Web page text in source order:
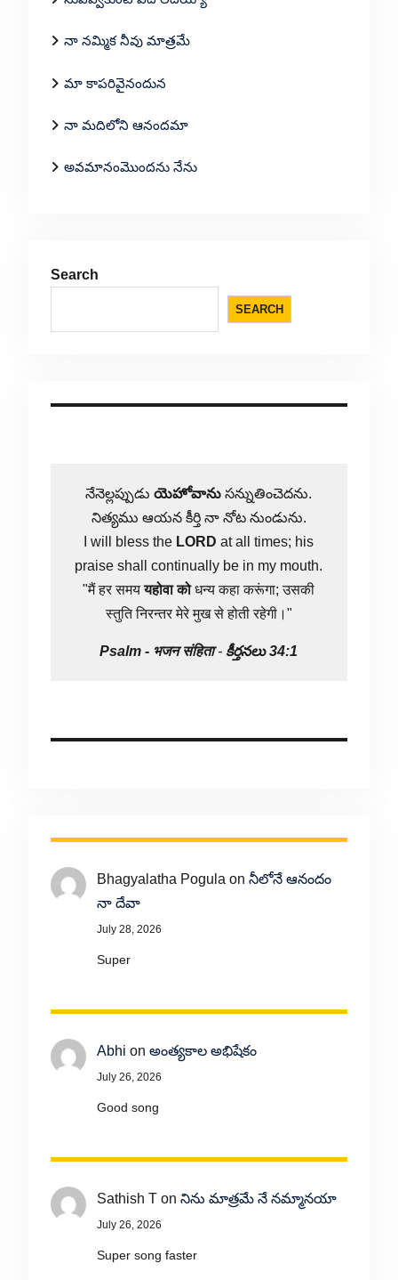
నా నమ్మిక నీవు మాత్రమే
మా కాపరివైనందున
నా మదిలోని ఆనందమా
అవమానంమొందను నేను
Search
SEARCH
నేనెల్లప్పుడుయెహోవాను సన్నుతించెదను.
నిత్యము ఆయన కీర్తి నా నోట నుండును.
I will bless the LORD at all times; his
praise shall continually be in my mouth.
"मैं हर समययहोवा कोधन्य कहा करूंगा; उसकी
स्तुति निरन्तर मेरे मुख से होती रहेगी।"
Psalm - भजन संहिता- కీర్తనలు 34:1
Bhagyalatha Pogula on నీలోనే ఆనందం
నా దేవా
July 28, 2026
Super
Abhi on అంత్యకాల అభిషేకం
July 26, 2026
Good song
Sathish Ton నిను మాత్రమే నే నమ్మానయా
July 26, 2026
Super song faster